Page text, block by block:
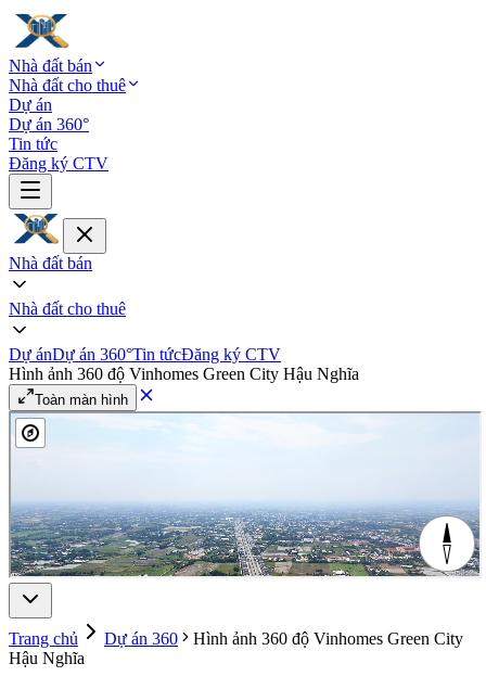
Nhà đất bán
Nhà đất cho thuê
Dự án
Dự án 360°
Tin tức
Đăng ký CTV
Nhà đất bán
Nhà đất cho thuê
Dự ánDự án 360°Tin tứcĐăng ký CTV
Hình ảnh 360 độ Vinhomes Green City Hậu Nghĩa
Toàn màn hình
Trang chủ Dự án 360
Hình ảnh 360 độ Vinhomes Green City
Hậu Nghĩa